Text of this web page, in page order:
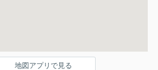
地図アプリで見る